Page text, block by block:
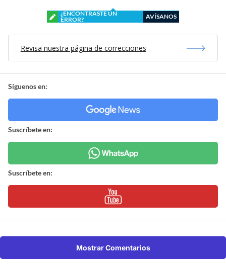
¿ENCONTRASTE UN
ERROR?
AVÍSANOS
Revisa nuestra página de correcciones
Síguenos en:
Suscríbete en:
Suscríbete en:
Mostrar Comentarios